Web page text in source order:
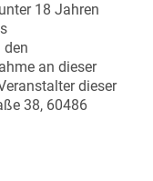
18 Jahren
den
an dieser
dieser
38, 60486